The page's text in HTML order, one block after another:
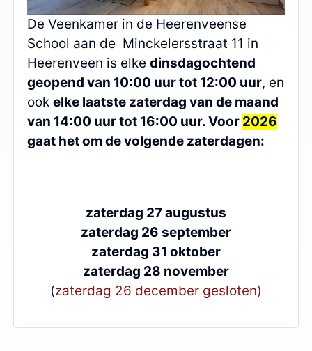
De Veenkamer in de Heerenveense
School aan de Minckelersstraat 11 in
Heerenveen is elke dinsdagochtend
geopend van 10:00 uur tot 12:00 uur, en
ook elke laatste zaterdag van de maand
van 14:00 uur tot 16:00 uur. Voor 2026
gaat het om de volgende zaterdagen:
zaterdag 27 augustus
zaterdag 26 september
zaterdag 31 oktober
zaterdag 28 november
(zaterdag 26 december gesloten)